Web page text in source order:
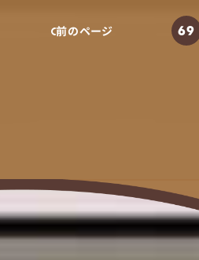
前のページ 69